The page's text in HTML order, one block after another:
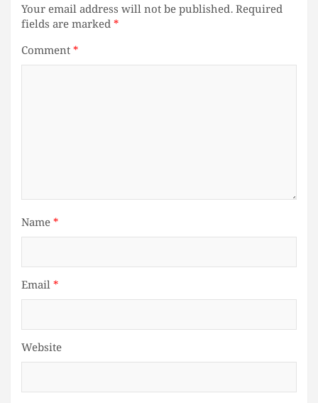
Your email address will not be published.Required
fields are marked*
Comment*
Name*
Email*
Website